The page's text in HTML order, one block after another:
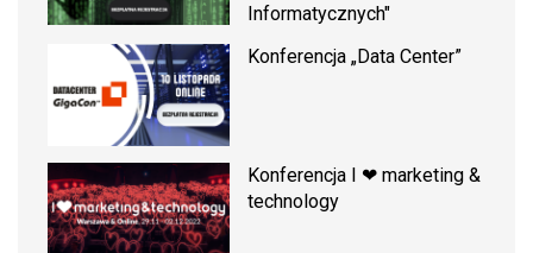
Informatycznych"
Konferencja „Data Center”
Konferencja I ❤ marketing &
technology